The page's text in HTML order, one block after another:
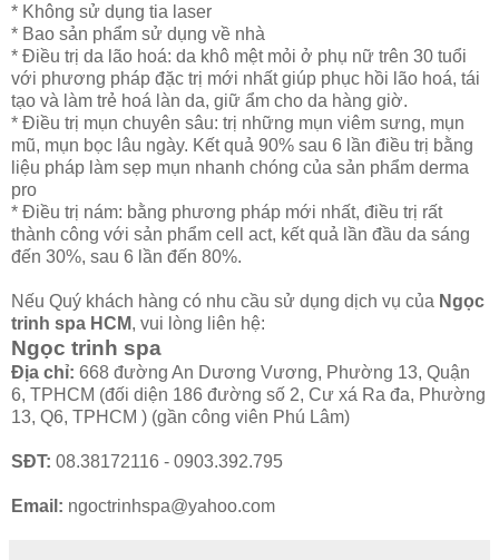
* Không sử dụng tia laser
* Bao sản phẩm sử dụng về nhà
* Điều trị da lão hoá: da khô mệt mỏi ở phụ nữ trên 30 tuổi
với phương pháp đặc trị mới nhất giúp phục hồi lão hoá, tái
tạo và làm trẻ hoá làn da, giữ ẩm cho da hàng giờ.
* Điều trị mụn chuyên sâu: trị những mụn viêm sưng, mụn
mũ, mụn bọc lâu ngày. Kết quả 90% sau 6 lần điều trị bằng
liệu pháp làm sẹp mụn nhanh chóng của sản phẩm derma
pro
* Điều trị nám: bằng phương pháp mới nhất, điều trị rất
thành công với sản phẩm cell act, kết quả lần đầu da sáng
đến 30%, sau 6 lần đến 80%.
Nếu Quý khách hàng có nhu cầu sử dụng dịch vụ của Ngọc
trinh spa HCM, vui lòng liên hệ:
Ngọc trinh spa
Địa chỉ: 668 đường An Dương Vương, Phường 13, Quận
6, TPHCM (đối diện 186 đường số 2, Cư xá Ra đa, Phường
13, Q6, TPHCM ) (gần công viên Phú Lâm)
SĐT: 08.38172116 - 0903.392.795
Email: ngoctrinhspa@yahoo.com